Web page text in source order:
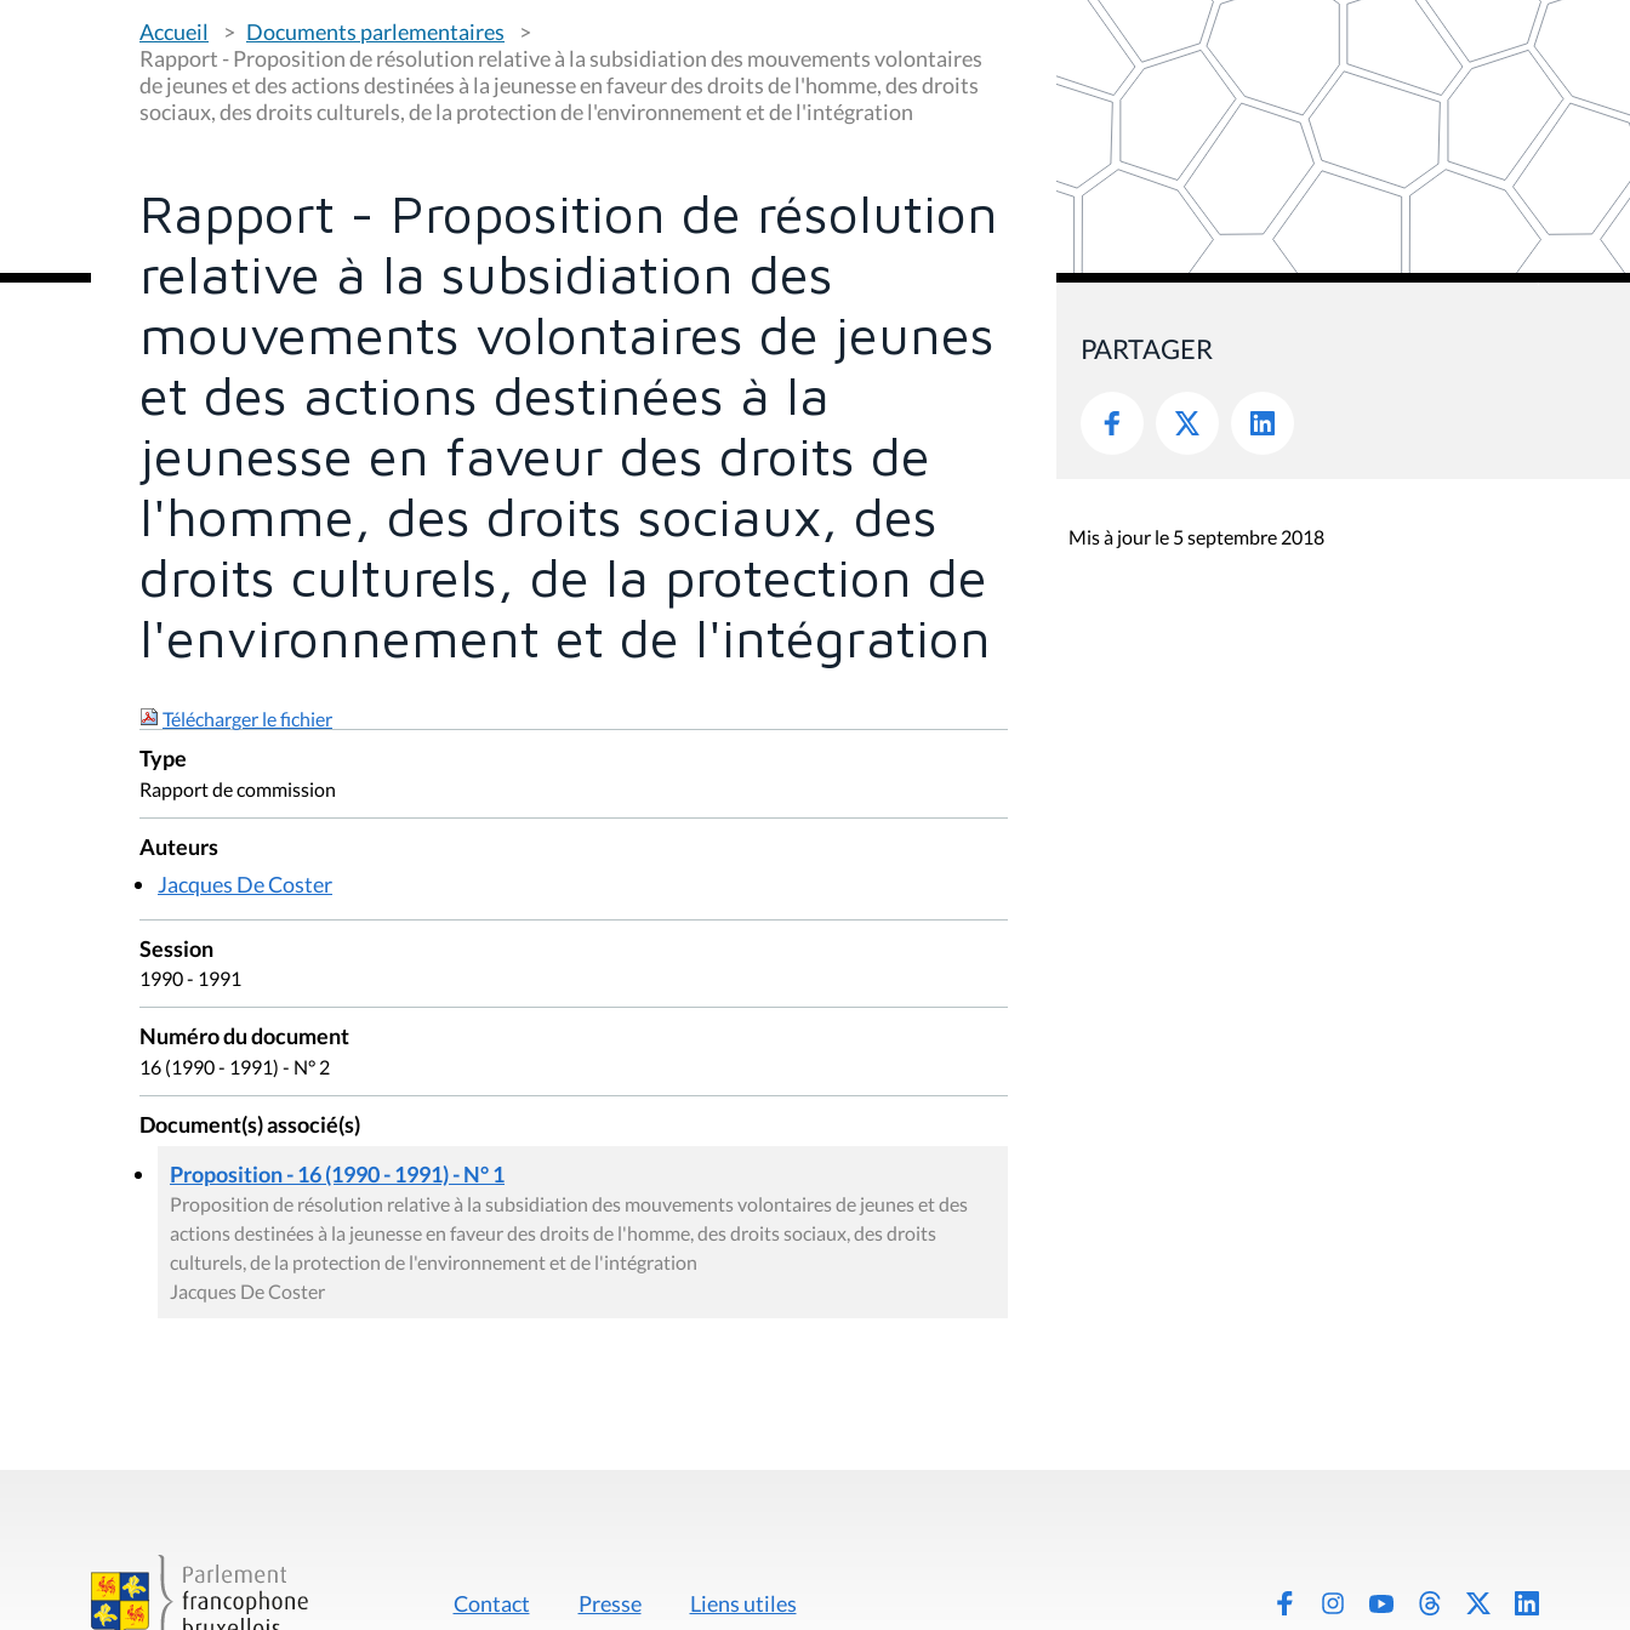
o
u
s
ê
t
Accueil
Documents parlementaires
Rapport - Proposition de résolution relative à la subsidiation des mouvements volontaires
de jeunes et des actions destinées à la jeunesse en faveur des droits de l'homme, des droits
sociaux, des droits culturels, de la protection de l'environnement et de l'intégration
Rapport - Proposition de résolution
relative à la subsidiation des
mouvements volontaires de jeunes
et des actions destinées à la
jeunesse en faveur des droits de
l'homme, des droits sociaux, des
droits culturels, de la protection de
l'environnement et de l'intégration
Télécharger le fichier
Type
Rapport de commission
Auteurs
Jacques De Coster
Session
1990 - 1991
Numéro du document
16 (1990 - 1991) - N° 2
Document(s) associé(s)
Proposition - 16 (1990 - 1991) - N° 1
Proposition de résolution relative à la subsidiation des mouvements volontaires de jeunes et des
actions destinées à la jeunesse en faveur des droits de l'homme, des droits sociaux, des droits
culturels, de la protection de l'environnement et de l'intégration
Jacques De Coster
PARTAGER
Mis à jour le 5 septembre 2018
Contact Presse Liens utiles